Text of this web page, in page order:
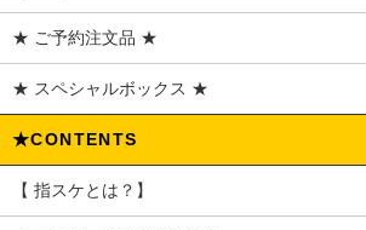
★ ご予約注文品 ★
★ スペシャルボックス ★
★CONTENTS
【 指スケとは？】